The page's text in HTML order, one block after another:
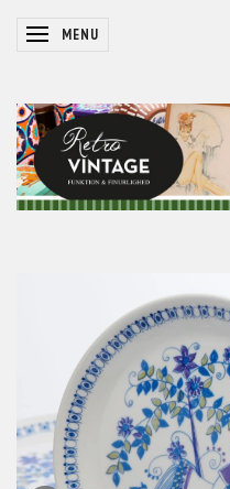
SKIFTE NAVIGATION
MENU